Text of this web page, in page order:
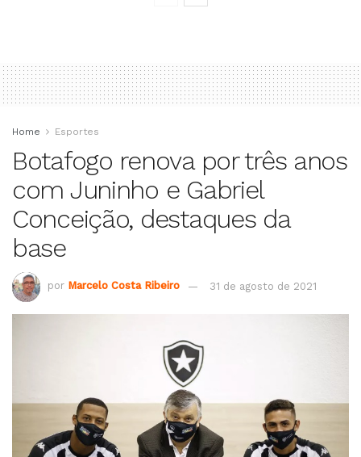
Home Esportes
Botafogo renova por três anos
com Juninho e Gabriel
Conceição, destaques da
base
por Marcelo Costa Ribeiro 31 de agosto de 2021